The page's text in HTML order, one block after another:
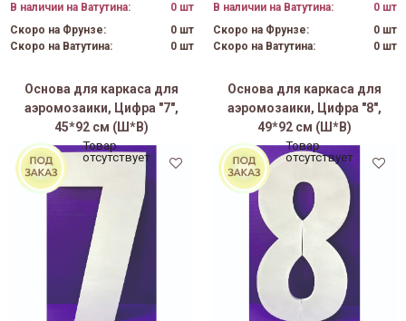
В наличии на Ватутина:
0 шт
Скоро на Фрунзе:
0 шт
Скоро на Ватутина:
0 шт
В наличии на Ватутина:
0 шт
Скоро на Фрунзе:
0 шт
Скоро на Ватутина:
0 шт
Основа для каркаса для
аэромозаики, Цифра "7",
45*92 см (Ш*В)
Товар
отсутствует
Основа для каркаса для
аэромозаики, Цифра "8",
49*92 см (Ш*В)
Товар
отсутствует